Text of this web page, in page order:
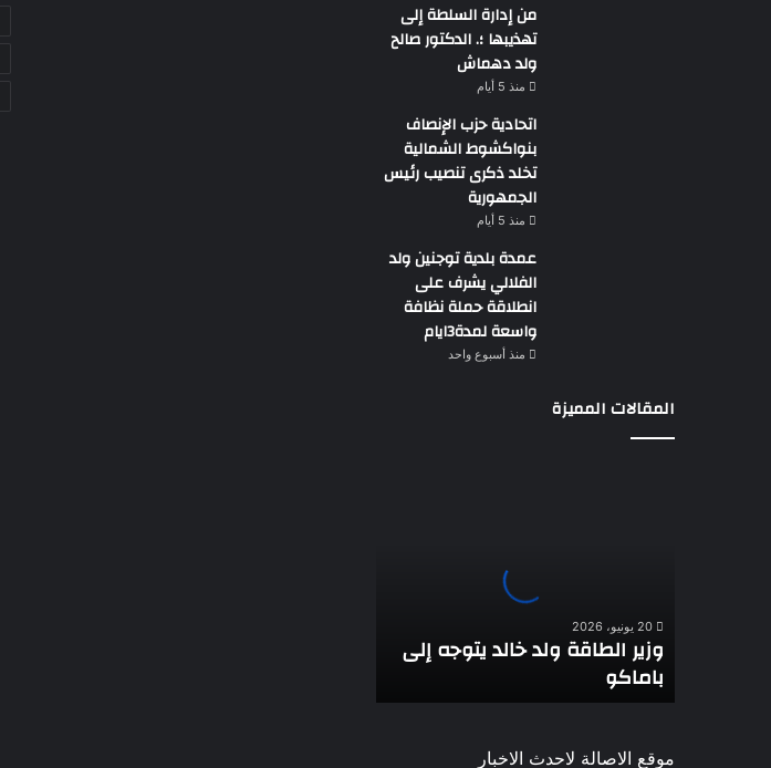
من إدارة السلطة إلى
تهذيبها ؛. الدكتور صالح
ولد دهماش
منذ 5 أيام
اتحادية حزب الإنصاف
بنواكشوط الشمالية
تخلد ذكرى تنصيب رئيس
الجمهورية
منذ 5 أيام
عمدة بلدية توجنين ولد
الفلالي يشرف على
انطلاقة حملة نظافة
واسعة لمدة3ايام
منذ أسبوع واحد
المقالات المميزة
20 يونيو، 2026
وزير الطاقة ولد خالد يتوجه إلى
باماكو
موقع الاصالة لاحدث الاخبار